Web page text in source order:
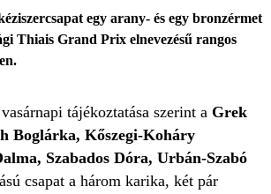
egy arany- és egy bronzérmet
Thiais Grand Prix elnevezésű rangos
tájékoztatása szerint a Grek
Boglárka, Kőszegi-Koháry
Szabados Dóra, Urbán-Szabó
csapat a három karika, két pár